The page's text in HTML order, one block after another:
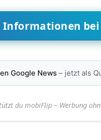
Informationen
Google News– jetzt als
du mobiFlip – Werbung